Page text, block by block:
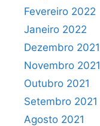
Fevereiro 2022
Janeiro 2022
Dezembro 2021
Novembro 2021
Outubro 2021
Setembro 2021
Agosto 2021